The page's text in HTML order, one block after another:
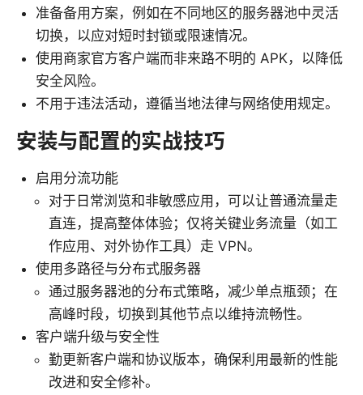
准备备用方案，例如在不同地区的服务器池中灵活
切换，以应对短时封锁或限速情况。
使用商家官方客户端而非来路不明的 APK，以降低
安全风险。
不用于违法活动，遵循当地法律与网络使用规定。
安装与配置的实战技巧
启用分流功能
对于日常浏览和非敏感应用，可以让普通流量走
直连，提高整体体验；仅将关键业务流量（如工
作应用、对外协作工具）走 VPN。
使用多路径与分布式服务器
通过服务器池的分布式策略，减少单点瓶颈；在
高峰时段，切换到其他节点以维持流畅性。
客户端升级与安全性
勤更新客户端和协议版本，确保利用最新的性能
改进和安全修补。